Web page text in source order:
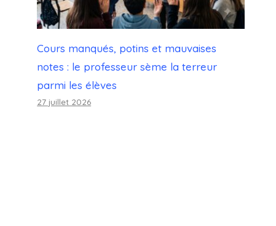
Cours manqués, potins et mauvaises
notes : le professeur sème la terreur
parmi les élèves
27 juillet 2026